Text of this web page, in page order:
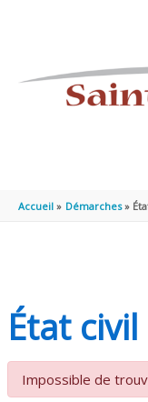
Accueil Démarches
État civil
Impossible de